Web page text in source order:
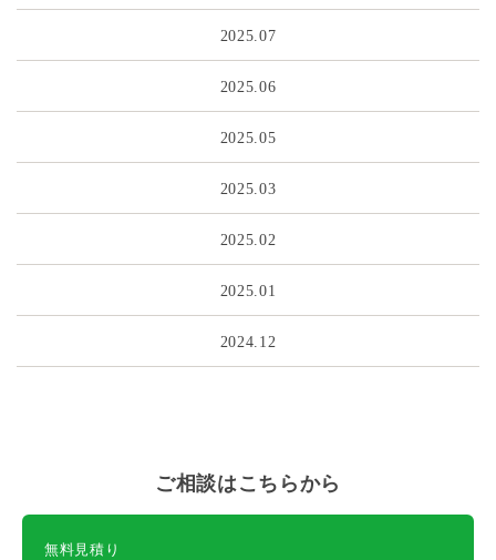
2025.07
2025.06
2025.05
2025.03
2025.02
2025.01
2024.12
ご相談はこちらから
無料見積り